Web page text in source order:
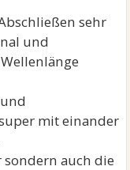
sehr
und
mit einander
auch die